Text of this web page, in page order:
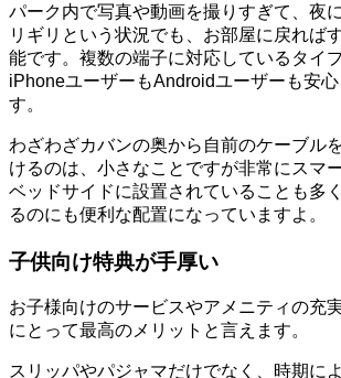
パーク内で写真や動画を撮りすぎて、夜
リギリという状況でも、お部屋に戻れば
能です。複数の端子に対応しているタイ
iPhoneユーザーもAndroidユーザーも安心
す。
わざわざカバンの奥から自前のケーブル
けるのは、小さなことですが非常にスマ
ベッドサイドに設置されていることも多
るのにも便利な配置になっていますよ。
子供向け特典が手厚い
お子様向けのサービスやアメニティの充
にとって最高のメリットと言えます。
スリッパやパジャマだけでなく、時期に